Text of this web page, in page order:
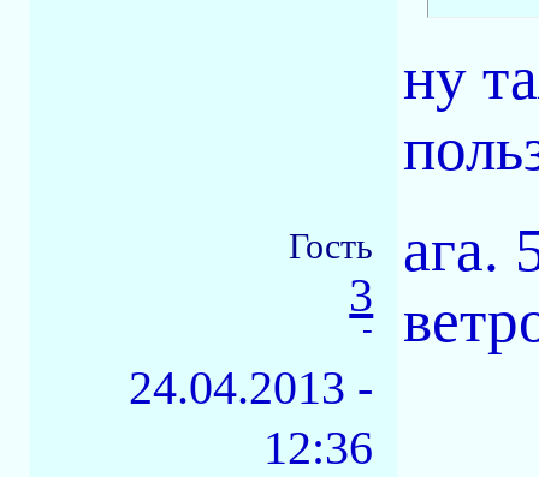
ну
Гость
3
-
24.04.2013 -
12:36
ага.